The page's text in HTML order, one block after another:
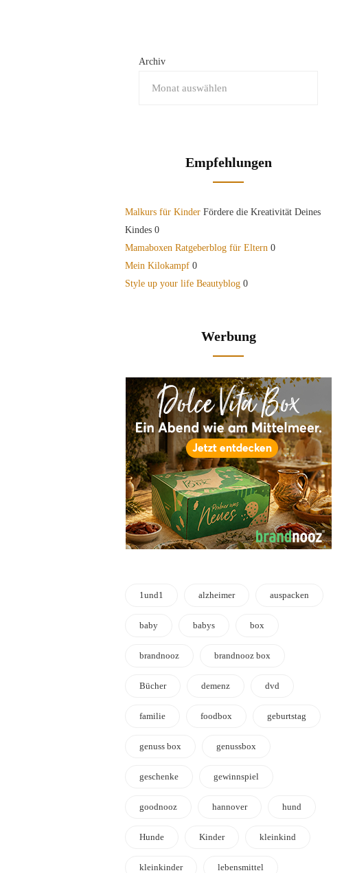
Archiv
Empfehlungen
Malkurs für Kinder Fördere die Kreativität Deines
Kindes 0
Mamaboxen Ratgeberblog für Eltern 0
Mein Kilokampf 0
Style up your life Beautyblog 0
Werbung
1und1 alzheimer auspacken
baby babys box
brandnooz brandnooz box
Bücher demenz dvd
familie foodbox geburtstag
genuss box genussbox
geschenke gewinnspiel
goodnooz hannover hund
Hunde Kinder kleinkind
kleinkinder lebensmittel